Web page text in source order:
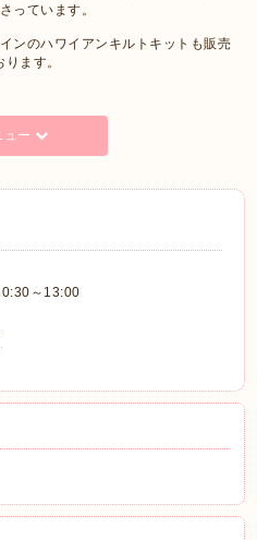
っています。
ンのハワイアンキルトキットも販売
ります。
ュー
～13:00